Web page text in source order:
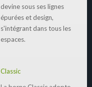
devine sous ses lignes
épurées et design,
s'intégrant dans tous les
espaces.
Classic